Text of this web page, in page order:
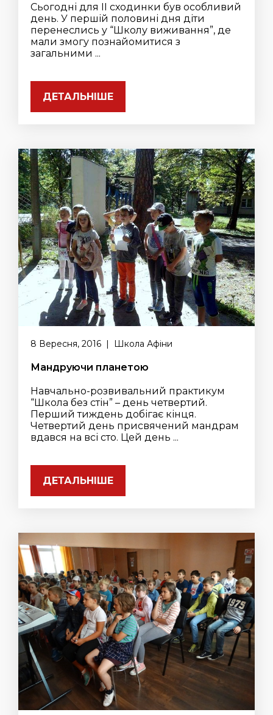
Сьогодні для II сходинки був особливий
день. У першій половині дня діти
перенеслись у “Школу виживання”, де
мали змогу познайомитися з
загальними ...
ДЕТАЛЬНІШЕ
8 Вересня, 2016 | Школа Афіни
Мандруючи планетою
Навчально-розвивальний практикум
“Школа без стін” – день четвертий.
Перший тиждень добігає кінця.
Четвертий день присвячений мандрам
вдався на всі сто. Цей день ...
ДЕТАЛЬНІШЕ